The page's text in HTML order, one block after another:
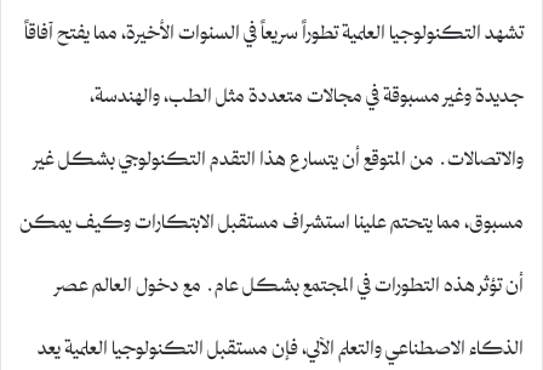
تشهد التكنولوجيا العلمية تطوراً سريعاً في السنوات الأخيرة، مما يفتح آفاقاً
جديدة وغير مسبوقة في مجالات متعددة مثل الطب، والهندسة،
والاتصالات. من المتوقع أن يتسارع هذا التقدم التكنولوجي بشكل غير
مسبوق، مما يتحتم علينا استشراف مستقبل الابتكارات وكيف يمكن
أن تؤثر هذه التطورات في المجتمع بشكل عام. مع دخول العالم عصر
الذكاء الاصطناعي والتعلم الآلي، فإن مستقبل التكنولوجيا العلمية يعد